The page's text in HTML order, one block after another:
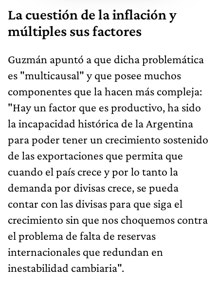
La cuestión de la inflación y
múltiples sus factores
Guzmán apuntó a que dicha problemática
es "multicausal" y que posee muchos
componentes que la hacen más compleja:
"Hay un factor que es productivo, ha sido
la incapacidad histórica de la Argentina
para poder tener un crecimiento sostenido
de las exportaciones que permita que
cuando el país crece y por lo tanto la
demanda por divisas crece, se pueda
contar con las divisas para que siga el
crecimiento sin que nos choquemos contra
el problema de falta de reservas
internacionales que redundan en
inestabilidad cambiaria".